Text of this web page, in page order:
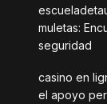
muletas:
seguridad
casino en
el apoyo